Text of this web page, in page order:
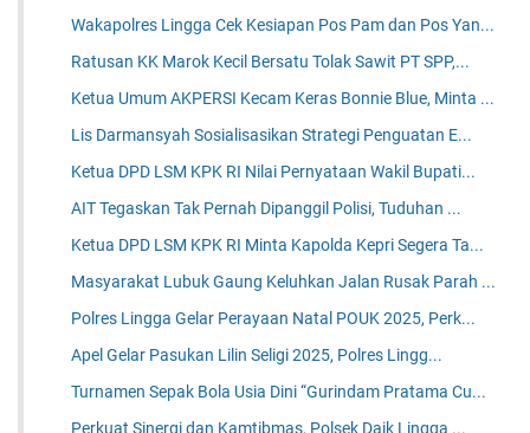
Wakapolres Lingga Cek Kesiapan Pos Pam dan Pos Yan...
Ratusan KK Marok Kecil Bersatu Tolak Sawit PT SPP,...
Ketua Umum AKPERSI Kecam Keras Bonnie Blue, Minta ...
Lis Darmansyah Sosialisasikan Strategi Penguatan E...
Ketua DPD LSM KPK RI Nilai Pernyataan Wakil Bupati...
AIT Tegaskan Tak Pernah Dipanggil Polisi, Tuduhan ...
Ketua DPD LSM KPK RI Minta Kapolda Kepri Segera Ta...
Masyarakat Lubuk Gaung Keluhkan Jalan Rusak Parah ...
Polres Lingga Gelar Perayaan Natal POUK 2025, Perk...
Apel Gelar Pasukan Lilin Seligi 2025, Polres Lingg...
Turnamen Sepak Bola Usia Dini “Gurindam Pratama Cu...
Perkuat Sinergi dan Kamtibmas, Polsek Daik Lingga ...